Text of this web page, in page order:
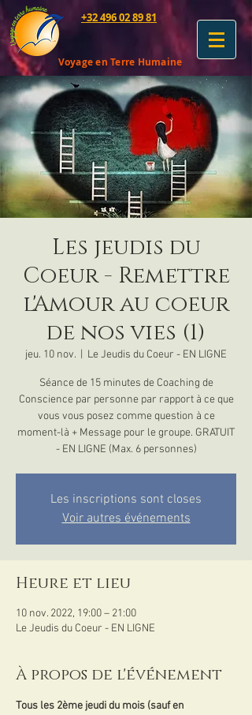
+32 496 02 89 81
Voyage en Terre Humaine
Les jeudis du
Coeur - Remettre
l'Amour au coeur
de nos vies (1)
jeu. 10 nov. Le Jeudis du Coeur - EN LIGNE
Séance de 15 minutes de Coaching de
Conscience par personne par rapport à ce que
vous vous posez comme question à ce
moment-là + Message pour le groupe. GRATUIT
- EN LIGNE (Max. 6 personnes)
Les inscriptions sont closes
Voir autres événements
Heure et lieu
10 nov. 2022, 19:00 – 21:00
Le Jeudis du Coeur - EN LIGNE
À propos de l'événement
Tous les 2ème jeudi du mois (sauf en